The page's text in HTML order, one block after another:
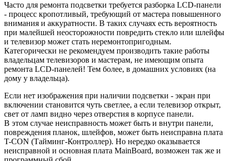
Часто для ремонта подсветки требуется разборка LCD-панели
- процесс кропотливый, требующий от мастера повышенного
внимания и аккуратности. В таких случаях есть вероятность
при малейшей неосторожности повредить стекло или шлейфы
и телевизор может стать неремонтопригодным.
Категорически не рекомендуем производить такие работы
владельцам телевизоров и мастерам, не имеющим опыта
ремонта LCD-панелей! Тем более, в домашних условиях (на
дому у владельца).
Если нет изображения при наличии подсветки - экран при
включении становится чуть светлее, а если телевизор открыт,
свет от ламп видно через отверстия в корпусе панели.
В этом случае неисправность может быть и внутри панели,
повреждения планок, шлейфов, может быть неисправна плата
T-CON (Тайминг-Контроллер). Но нередко оказывается
неисправной и основная плата MainBoard, возможен так же и